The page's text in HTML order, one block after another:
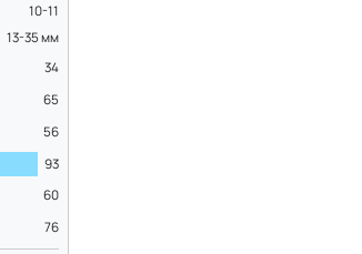
10-11
13-35мм
34
65
56
93
60
76